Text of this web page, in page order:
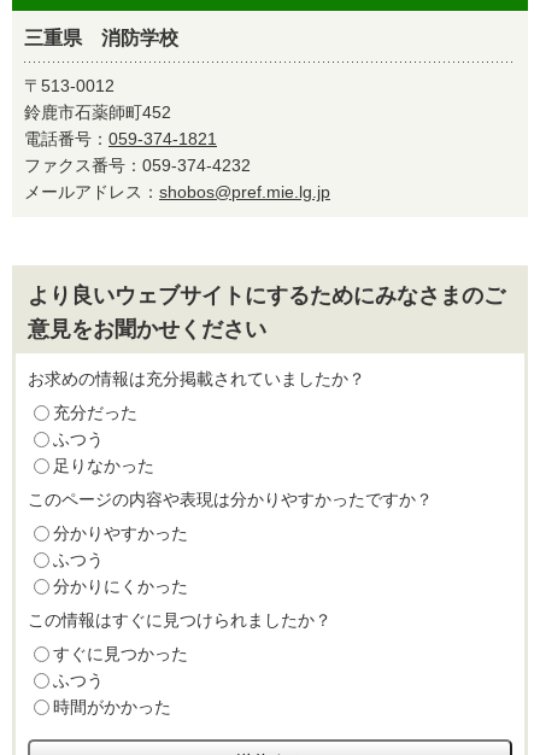
三重県 消防学校
〒513-0012
鈴鹿市石薬師町452
電話番号： 059-374-1821
ファクス番号：059-374-4232
メールアドレス： shobos@pref.mie.lg.jp
より良いウェブサイトにするためにみなさまのご
意見をお聞かせください
お求めの情報は充分掲載されていましたか？
充分だった
ふつう
足りなかった
このページの内容や表現は分かりやすかったですか？
分かりやすかった
ふつう
分かりにくかった
この情報はすぐに見つけられましたか？
すぐに見つかった
ふつう
時間がかかった